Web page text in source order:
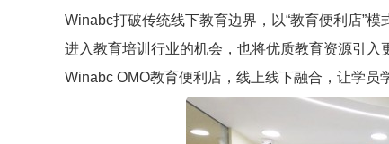
Winabc打破传统线下教育边界，以“教育便利店”
进入教育培训行业的机会，也将优质教育资源引入
Winabc OMO教育便利店，线上线下融合，让学员